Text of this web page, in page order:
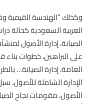
وكذلك “الهندسة القيمية
العربية السعودية كحالة
الصيانة، إدارة الأصول
على البراهين، خطوات بناء
العامة، إدارة الصيانة…
الإدارة الشاملة للأصول،
الأصول، مقومات نجاح